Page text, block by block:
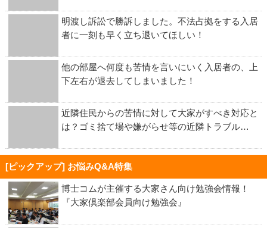
明渡し訴訟で勝訴しました。不法占拠をする入居
者に一刻も早く立ち退いてほしい！
他の部屋へ何度も苦情を言いにいく入居者の、上
下左右が退去してしまいました！
近隣住民からの苦情に対して大家がすべき対応と
は？ゴミ捨て場や嫌がらせ等の近隣トラブル…
[ピックアップ] お悩みQ&A特集
博士コムが主催する大家さん向け勉強会情報！
『大家倶楽部会員向け勉強会』